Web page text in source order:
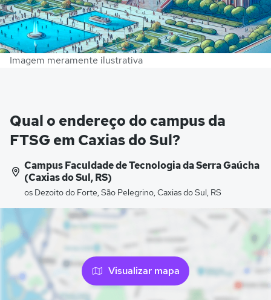
Imagem meramente ilustrativa
Qual o endereço do campus da
FTSG em Caxias do Sul?
Campus Faculdade de Tecnologia da Serra Gaúcha
(Caxias do Sul, RS)
os Dezoito do Forte, São Pelegrino, Caxias do Sul, RS
Visualizar mapa